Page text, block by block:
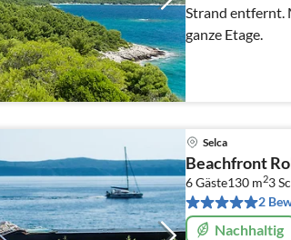
Strand entfernt.
ganze Etage.
Selca
Beachfront
6 Gäste130 m23
2
Nachhaltig